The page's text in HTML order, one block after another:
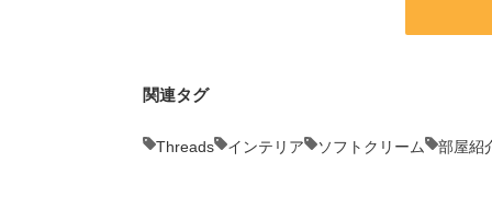
関連タグ
Threads インテリア ソフトクリーム 部屋紹